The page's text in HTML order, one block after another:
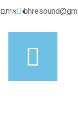
איתם 13, מישור אדומים